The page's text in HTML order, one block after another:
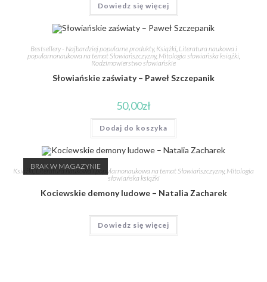
Dowiedz się więcej
Bestsellery - Najbardziej popularne produkty, Książki, Literatura naukowa i
popularnonaukowa na temat Słowiańszczyzny, Mitologia słowiańska książki,
Rodzimowierstwo słowiańskie
Słowiańskie zaświaty – Paweł Szczepanik
50,00zł
Dodaj do koszyka
BRAK W MAGAZYNIE
Książki,Literatura naukowa i popularnonaukowa na temat Słowiańszczyzny, Mitologia
słowiańska książki
Kociewskie demony ludowe – Natalia Zacharek
Dowiedz się więcej